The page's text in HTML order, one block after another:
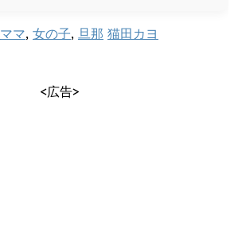
ママ, 女の子, 旦那 猫田カヨ
<広告>